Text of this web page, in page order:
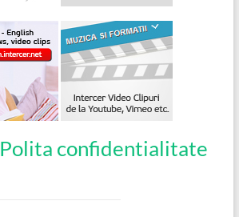
Polita confidentialitate